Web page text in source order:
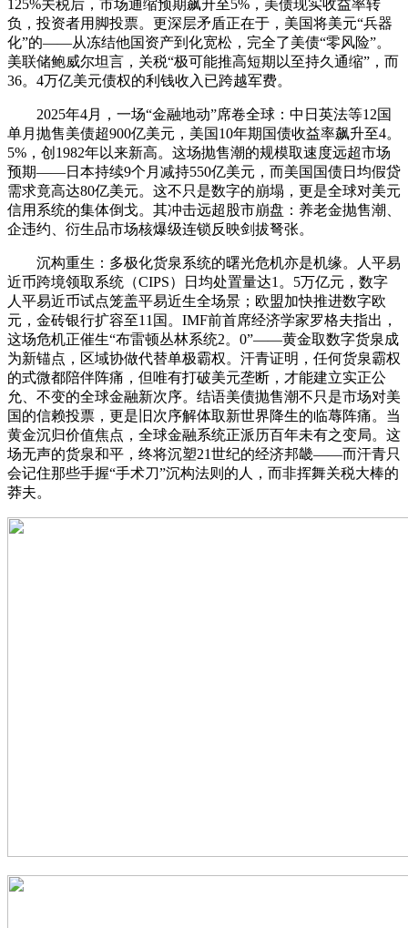
125%关税后，市场通缩预期飙升至5%，美债现实收益率转
负，投资者用脚投票。更深层矛盾正在于，美国将美元“兵器
化”的——从冻结他国资产到化宽松，完全了美债“零风险”。
美联储鲍威尔坦言，关税“极可能推高短期以至持久通缩”，而
36。4万亿美元债权的利钱收入已跨越军费。
2025年4月，一场“金融地动”席卷全球：中日英法等12国
单月抛售美债超900亿美元，美国10年期国债收益率飙升至4。
5%，创1982年以来新高。这场抛售潮的规模取速度远超市场
预期——日本持续9个月减持550亿美元，而美国国债日均假贷
需求竟高达80亿美元。这不只是数字的崩塌，更是全球对美元
信用系统的集体倒戈。其冲击远超股市崩盘：养老金抛售潮、
企违约、衍生品市场核爆级连锁反映剑拔弩张。
沉构重生：多极化货泉系统的曙光危机亦是机缘。人平易
近币跨境领取系统（CIPS）日均处置量达1。5万亿元，数字
人平易近币试点笼盖平易近生全场景；欧盟加快推进数字欧
元，金砖银行扩容至11国。IMF前首席经济学家罗格夫指出，
这场危机正催生“布雷顿丛林系统2。0”——黄金取数字货泉成
为新锚点，区域协做代替单极霸权。汗青证明，任何货泉霸权
的式微都陪伴阵痛，但唯有打破美元垄断，才能建立实正公
允、不变的全球金融新次序。结语美债抛售潮不只是市场对美
国的信赖投票，更是旧次序解体取新世界降生的临蓐阵痛。当
黄金沉归价值焦点，全球金融系统正派历百年未有之变局。这
场无声的货泉和平，终将沉塑21世纪的经济邦畿——而汗青只
会记住那些手握“手术刀”沉构法则的人，而非挥舞关税大棒的
莽夫。